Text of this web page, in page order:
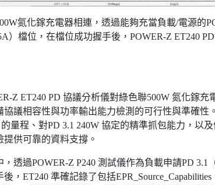
氮化鎵充電器相連，透過能夠充當負載/電源的
）檔位，在檔位成功握手後，POWER-Z ET240
Z ET240 PD 協議分析儀對綠色聯500W 氮化鎵
協議相容性與功率輸出能力檢測的可行性與準確性
量程、對PD 3.1 240W 協定的精準抓包能力，以
提供可靠的資料支撐。
，透過POWER-Z P240 測試儀作為負載申請PD
，ET240 準確記錄了包括